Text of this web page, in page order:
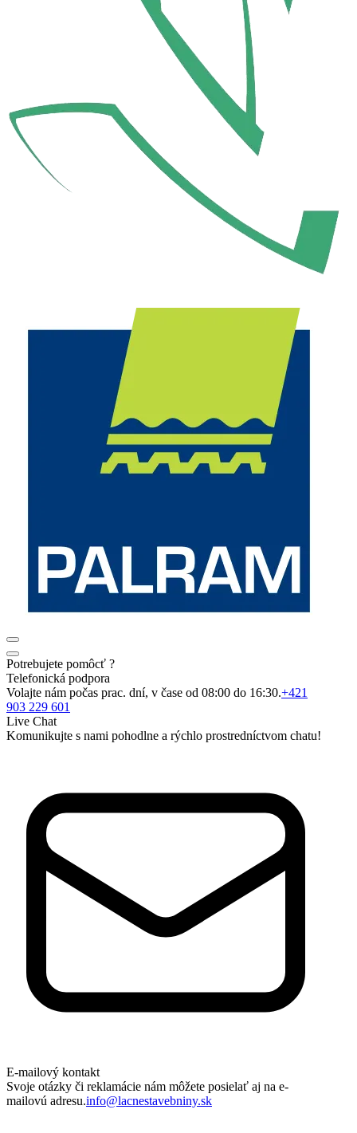
Potrebujete pomôcť ?
Telefonická podpora
Volajte nám počas prac. dní, v čase od 08:00 do 16:30.+421
903 229 601
Live Chat
Komunikujte s nami pohodlne a rýchlo prostredníctvom chatu!
E-mailový kontakt
Svoje otázky či reklamácie nám môžete posielať aj na e-
mailovú adresu.info@lacnestavebniny.sk